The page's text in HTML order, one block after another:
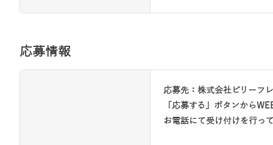
応募情報
応募先：株式会社ビ
「応募する」ボタンから
お電話にて受け付けを行っ